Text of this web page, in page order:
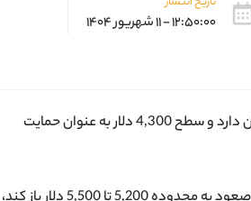
۱۲:۵۰:۰۰ - ۱۱ شهریور ۱۴۰۴
پس از نوسانات اخیر در محدوده 4,200 تا 4,800 دلار نوسان دارد و سطح 4,300 دلار به عنوان حمایت